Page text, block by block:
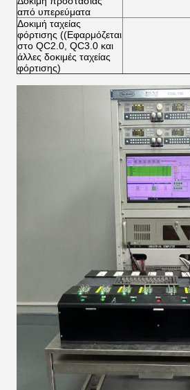
από υπερεύματα
Δοκιμή ταχείας
φόρτισης ((Εφαρμόζεται
στο QC2.0, QC3.0 και
άλλες δοκιμές ταχείας
φόρτισης)